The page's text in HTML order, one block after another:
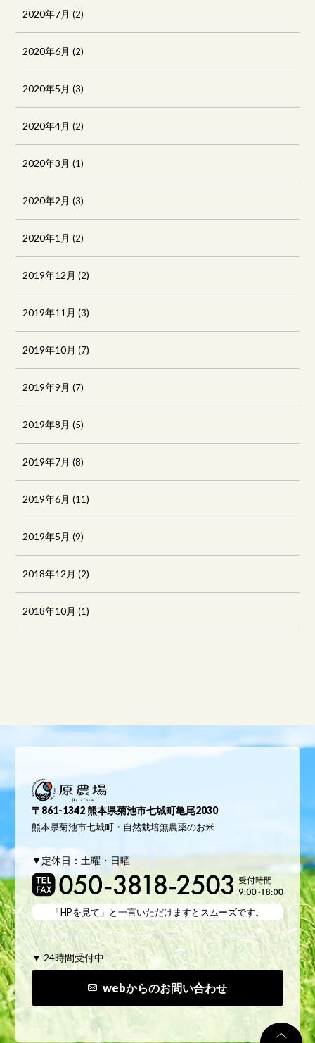
2020年7月 (2)
2020年6月 (2)
2020年5月 (3)
2020年4月 (2)
2020年3月 (1)
2020年2月 (3)
2020年1月 (2)
2019年12月 (2)
2019年11月 (3)
2019年10月 (7)
2019年9月 (7)
2019年8月 (5)
2019年7月 (8)
2019年6月 (11)
2019年5月 (9)
2018年12月 (2)
2018年10月 (1)
〒861-1342 熊本県菊池市七城町亀尾2030
熊本県菊池市七城町・自然栽培無農薬のお米
▼定休日：土曜・日曜
「HPを見て」と一言いただけますとスムーズです。
▼ 24時間受付中
webからのお問い合わせ